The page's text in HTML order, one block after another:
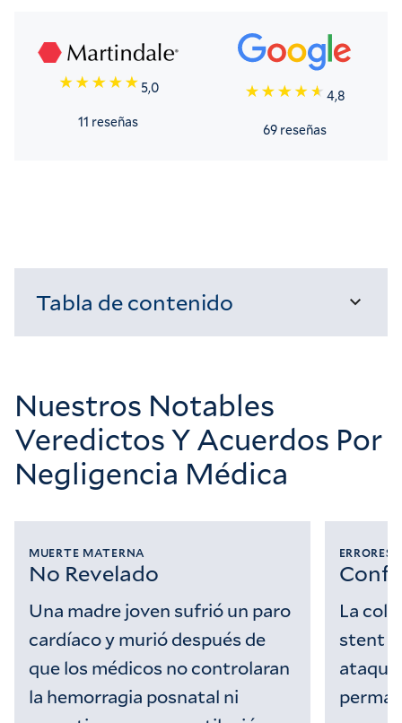
5,0
11 reseñas
4,8
69 reseñas
Tabla de contenido
Nuestros Notables
Veredictos Y Acuerdos Por
Negligencia Médica
MUERTE MATERNA
No Revelado
Una madre joven sufrió un paro
cardíaco y murió después de
que los médicos no controlaran
la hemorragia posnatal ni
La
stent
ataque